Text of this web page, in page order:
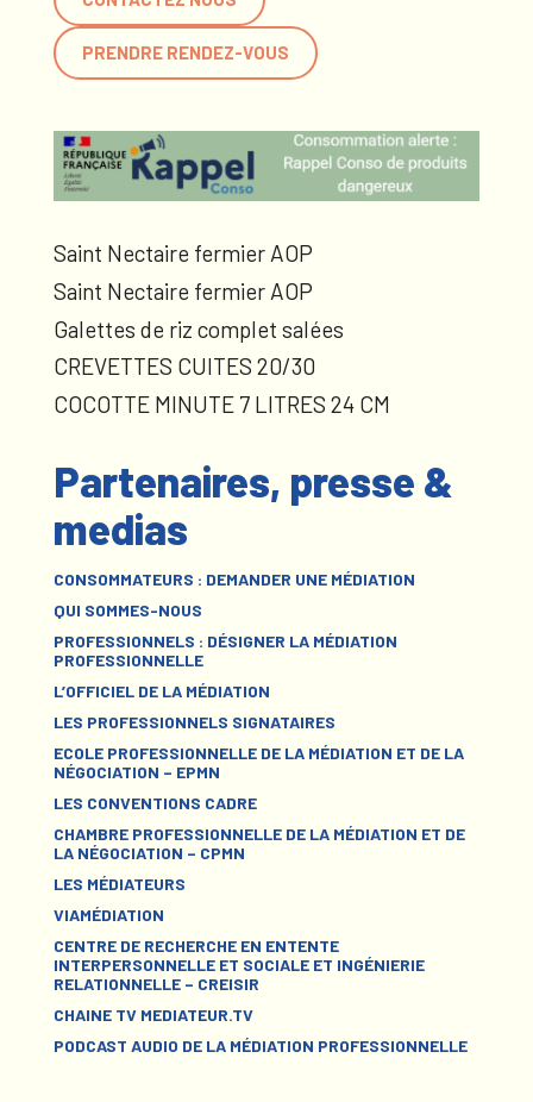
PRENDRE RENDEZ-VOUS
Saint Nectaire fermier AOP
Saint Nectaire fermier AOP
Galettes de riz complet salées
CREVETTES CUITES 20/30
COCOTTE MINUTE 7 LITRES 24 CM
Partenaires, presse &
medias
CONSOMMATEURS : DEMANDER UNE MÉDIATION
QUI SOMMES-NOUS
PROFESSIONNELS : DÉSIGNER LA MÉDIATION
PROFESSIONNELLE
L’OFFICIEL DE LA MÉDIATION
LES PROFESSIONNELS SIGNATAIRES
ECOLE PROFESSIONNELLE DE LA MÉDIATION ET DE LA
NÉGOCIATION – EPMN
LES CONVENTIONS CADRE
CHAMBRE PROFESSIONNELLE DE LA MÉDIATION ET DE
LA NÉGOCIATION – CPMN
LES MÉDIATEURS
VIAMÉDIATION
CENTRE DE RECHERCHE EN ENTENTE
INTERPERSONNELLE ET SOCIALE ET INGÉNIERIE
RELATIONNELLE – CREISIR
CHAINE TV MEDIATEUR.TV
PODCAST AUDIO DE LA MÉDIATION PROFESSIONNELLE